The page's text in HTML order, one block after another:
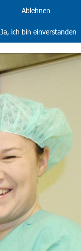
Ablehnen
Ja, ich bin einverstanden
DE